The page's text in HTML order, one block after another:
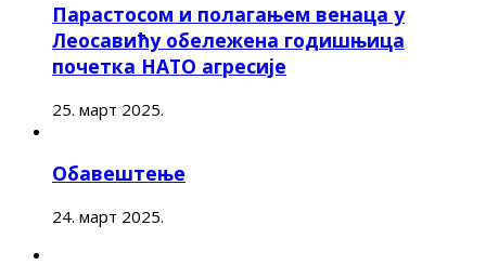
Парастосом и полагањем венаца у
Леосавићу обележена годишњица
почетка НАТО агресије
25. март 2025.
Обавештење
24. март 2025.